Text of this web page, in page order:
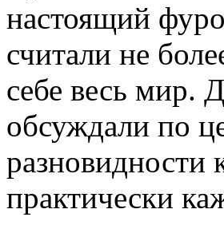
настоящий
считали не
себе весь мир.
обсуждали по
разновидности
практически